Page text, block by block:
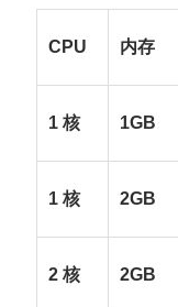
C PU 内存
1 核 1GB
1 核 2GB
2 核 2GB